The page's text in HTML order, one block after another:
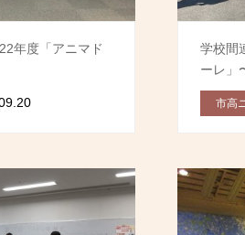
年度「アニマド
学校間
ーレ」
市高